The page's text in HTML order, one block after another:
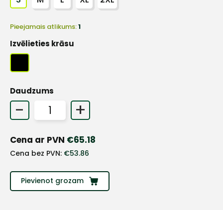
Pieejamais atlikums:1
Izvēlieties krāsu
Daudzums
- +
Cena ar PVN €65.18
Cena bez PVN: €53.86
Pievienot grozam